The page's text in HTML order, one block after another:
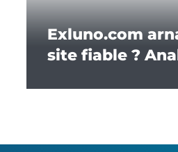
Exluno.com
site fiable ?